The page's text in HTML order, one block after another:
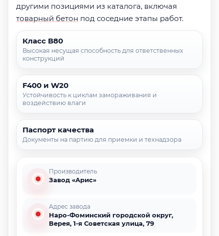
другими позициями из каталога, включая
товарный бетон под соседние этапы работ.
Класс В80
Высокая несущая способность для ответственных
конструкций
F400 и W20
Устойчивость к циклам замораживания и
воздействию влаги
Паспорт качества
Документы на партию для приемки и технадзора
Производитель
Завод «Арис»
Адрес завода
Наро-Фоминский городской округ,
Верея, 1-я Советская улица, 79